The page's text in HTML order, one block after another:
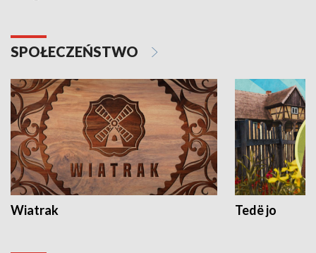
SPOŁECZEŃSTWO
Wiatrak Tedë jo